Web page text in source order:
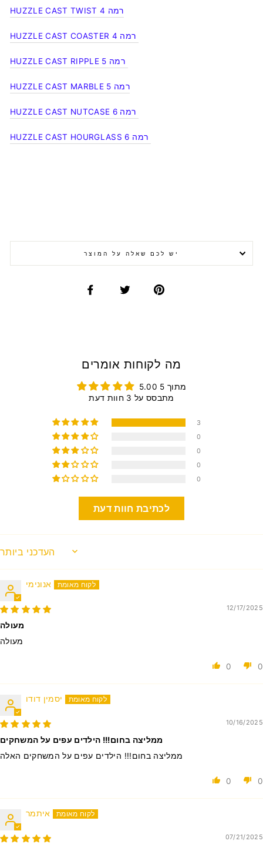
HUZZLE CAST TWIST רמה 4
HUZZLE CAST MARBLE רמה 5
יש לכם שאלה על המוצר
מה לקוחות אומרים
5.00 מתוך 5
מתבסס על 3 חוות דעת
3
0
0
0
0
לכתיבת חוות דעת
SORT BY
אנונימי
12/17/2025
מעולה
מעולה
0 0
יסמין דודו
10/16/2025
ממליצה בחום!!! הילדים עפים על המשחקים
ממליצה בחום!!! הילדים עפים על המשחקים האלה
0 0
איתמר
07/21/2025